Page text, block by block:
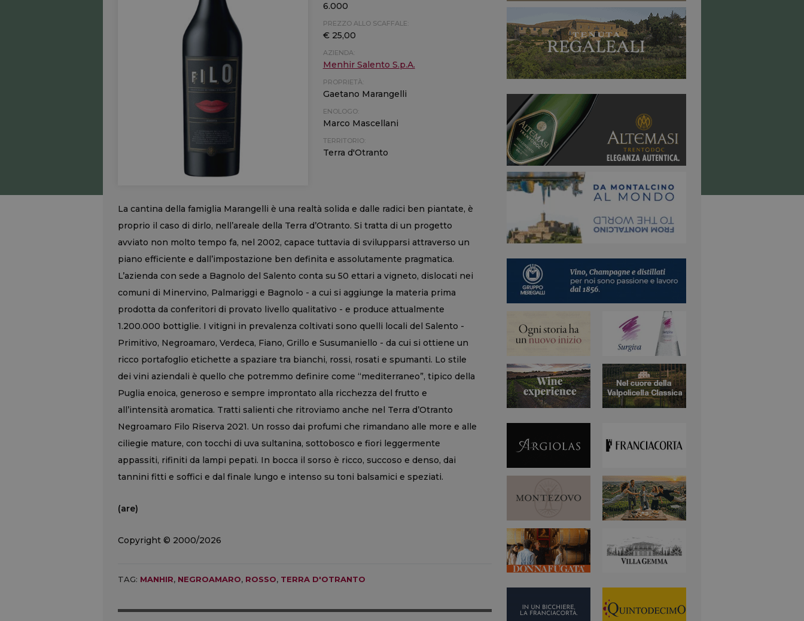
6.000
PREZZO ALLO SCAFFALE:
€ 25,00
AZIENDA:
Menhir Salento S.p.A.
PROPRIETÀ:
Gaetano Marangelli
ENOLOGO:
Marco Mascellani
TERRITORIO:
Terra d'Otranto
La cantina della famiglia Marangelli è una realtà solida e dalle radici ben piantate, è
proprio il caso di dirlo, nell’areale della Terra d’Otranto. Si tratta di un progetto
avviato non molto tempo fa, nel 2002, capace tuttavia di svilupparsi attraverso un
piano efficiente e dall’impostazione ben definita e assolutamente pragmatica.
L’azienda con sede a Bagnolo del Salento conta su 50 ettari a vigneto, dislocati nei
comuni di Minervino, Palmariggi e Bagnolo - a cui si aggiunge la materia prima
prodotta da conferitori di provato livello qualitativo - e produce attualmente
1.200.000 bottiglie. I vitigni in prevalenza coltivati sono quelli locali del Salento -
Primitivo, Negroamaro, Verdeca, Fiano, Grillo e Susumaniello - da cui si ottiene un
ricco portafoglio etichette a spaziare tra bianchi, rossi, rosati e spumanti. Lo stile
dei vini aziendali è quello che potremmo definire come “mediterraneo”, tipico della
Puglia enoica, generoso e sempre improntato alla ricchezza del frutto e
all’intensità aromatica. Tratti salienti che ritroviamo anche nel Terra d’Otranto
Negroamaro Filo Riserva 2021. Un rosso dai profumi che rimandano alle more e alle
ciliegie mature, con tocchi di uva sultanina, sottobosco e fiori leggermente
appassiti, rifiniti da lampi pepati. In bocca il sorso è ricco, succoso e denso, dai
tannini fitti e soffici e dal finale lungo e intenso su toni balsamici e speziati.
(are)
Copyright © 2000/2026
TAG: MANHIR, NEGROAMARO, ROSSO, TERRA D'OTRANTO